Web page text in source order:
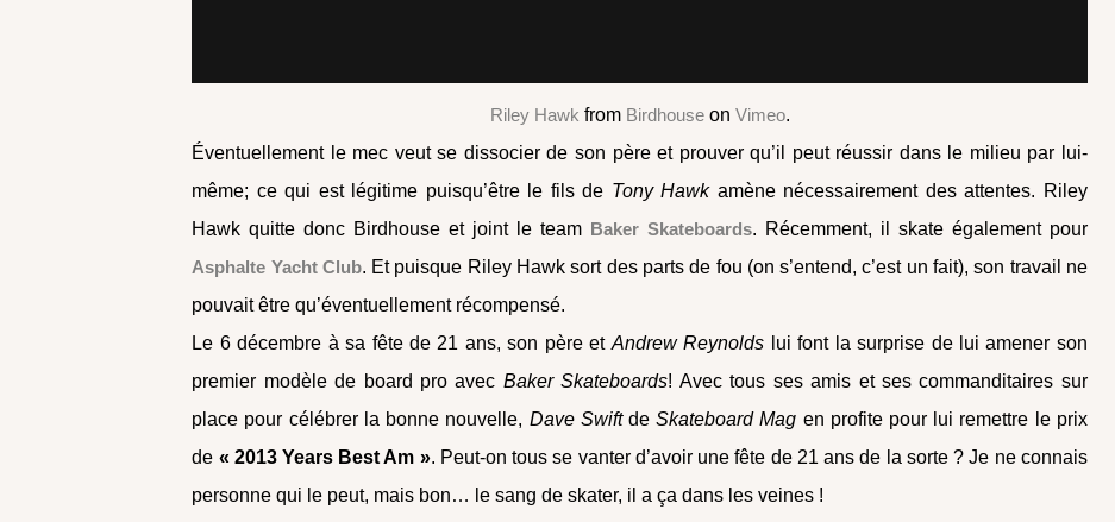
Riley Hawk from Birdhouseon Vimeo.
Éventuellement le mec veut se dissocier de son père et prouver qu’il peut réussir dans le milieu par lui-
même; ce qui est légitime puisqu’être le fils de Tony Hawkamène nécessairement des attentes. Riley
Hawk quitte donc Birdhouse et joint le team Baker Skateboards. Récemment, il skate également pour
Asphalte Yacht Club. Et puisque Riley Hawk sort des parts de fou (on s’entend, c’est un fait), son travail ne
pouvait être qu’éventuellement récompensé.
Le 6 décembre à sa fête de 21 ans, son père et Andrew Reynolds lui font la surprise de lui amener son
premier modèle de board pro avec Baker Skateboards! Avec tous ses amis et ses commanditaires sur
place pour célébrer la bonne nouvelle, Dave SwiftdeSkateboard Mag en profite pour lui remettre le prix
de « 2013 Years Best Am ». Peut-on tous se vanter d’avoir une fête de 21 ans de la sorte ? Je ne connais
personne qui le peut, mais bon… le sang de skater, il a ça dans les veines !